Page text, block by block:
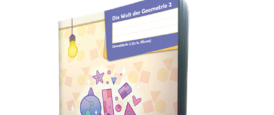
selbst handelnd überprüfen, so hat es eine mathematische
Grundvorstellung zu diesem Inhalt entwickelt. Mathematik
steht nicht für etwas Abgeschlossenes, sondern für ein sich
stets im Geist Entwickelndes, daher sollten die Kenntnisse
immer logisch aufeinander aufbauend entwickelt werden.
Jedes Kind muss auch im Bereich der Geometrie durch sein
eigenes Handeln für sich selbst entdecken und erforschen
können. Dieses Handeln bedeutet ein Begreifen des Tuns.
Geometrie (griech.): „GEO“ = Erde / „METRIE“ = Messung.